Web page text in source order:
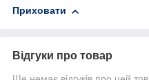
Приховати
Відгуки про товар